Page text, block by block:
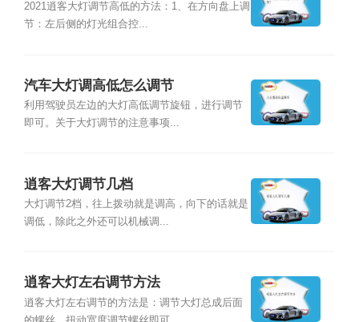
2021逍客大灯调节高低的方法：1、在方向盘上调
节：左后侧的灯光组合控...
汽车大灯调高低怎么调节
利用驾驶员左边的大灯高低调节旋钮，进行调节
即可。关于大灯调节的注意事项...
逍客大灯调节几档
大灯调节2档，往上拨动就是调高，向下的话就是
调低，除此之外还可以机械调...
逍客大灯左右调节方法
逍客大灯左右调节的方法是：调节大灯总成后面